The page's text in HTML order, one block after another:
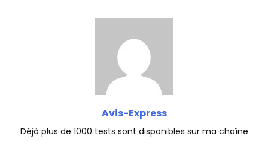
Avis-Express
Déjà plus de 1000 tests sont disponibles sur ma chaîne